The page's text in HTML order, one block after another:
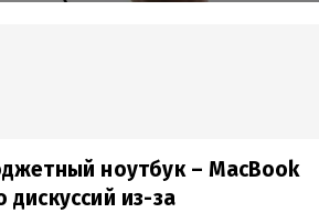
ноутбук – MacBook
из-за